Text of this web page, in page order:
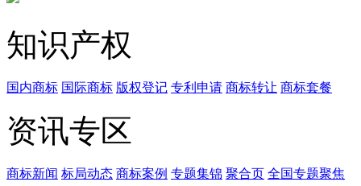
知识产权
国内商标 国际商标 版权登记 专利申请 商标转让 商标套餐
资讯专区
商标新闻 标局动态 商标案例 专题集锦 聚合页 全国专题聚焦